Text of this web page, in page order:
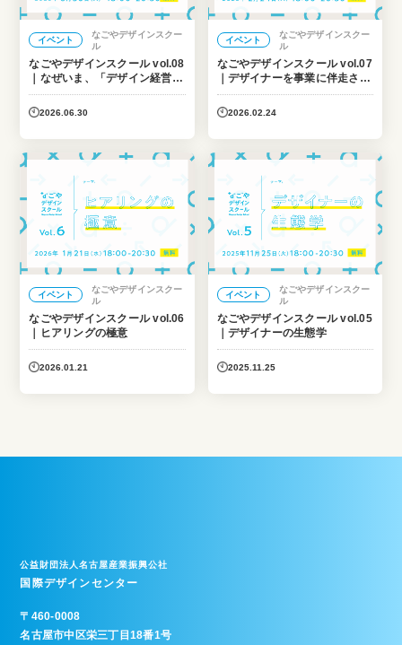
イベント
なごやデザインスクー
ル
なごやデザインスクール vol.08
｜なぜいま、「デザイン経営」
が必要なのかを考える
2026.06.30
イベント
なごやデザインスクー
ル
なごやデザインスクール vol.07
｜デザイナーを事業に伴走させ
る価値を考える
2026.02.24
イベント
なごやデザインスクー
ル
なごやデザインスクール vol.06
｜ヒアリングの極意
2026.01.21
イベント
なごやデザインスクー
ル
なごやデザインスクール vol.05
｜デザイナーの生態学
2025.11.25
公益財団法人名古屋産業振興公社
国際デザインセンター
〒 460-0008
名古屋市中区栄三丁目18番1号